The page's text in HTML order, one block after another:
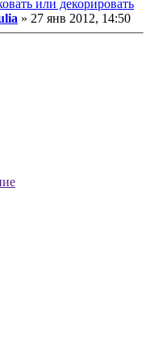
или декорировать
» 27 янв 2012, 14:50